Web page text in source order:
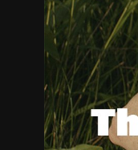
预告 剧照